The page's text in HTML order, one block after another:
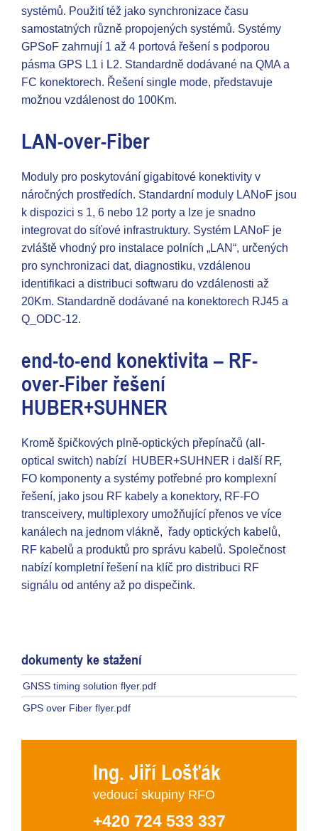
systémů. Použití též jako synchronizace času
samostatných různě propojených systémů. Systémy
GPSoF zahrnují 1 až 4 portová řešení s podporou
pásma GPS L1 i L2. Standardně dodávané na QMA a
FC konektorech. Řešení single mode, představuje
možnou vzdálenost do 100Km.
LAN-over-Fiber
Moduly pro poskytování gigabitové konektivity v
náročných prostředích. Standardní moduly LANoF jsou
k dispozici s 1, 6 nebo 12 porty a lze je snadno
integrovat do síťové infrastruktury. Systém LANoF je
zvláště vhodný pro instalace polních „LAN“, určených
pro synchronizaci dat, diagnostiku, vzdálenou
identifikaci a distribuci softwaru do vzdálenosti až
20Km. Standardně dodávané na konektorech RJ45 a
Q_ODC-12.
end-to-end konektivita – RF-
over-Fiber řešení
HUBER+SUHNER
Kromě špičkových plně-optických přepínačů (all-
optical switch) nabízí HUBER+SUHNER i další RF,
FO komponenty a systémy potřebné pro komplexní
řešení, jako jsou RF kabely a konektory, RF-FO
transceivery, multiplexory umožňující přenos ve více
kanálech na jednom vlákně, řady optických kabelů,
RF kabelů a produktů pro správu kabelů. Společnost
nabízí kompletní řešení na klíč pro distribuci RF
signálu od antény až po dispečink.
dokumenty ke stažení
GNSS timing solution flyer.pdf
GPS over Fiber flyer.pdf
Ing. Jiří Lošťák
vedoucí skupiny RFO
+420 724 533 337